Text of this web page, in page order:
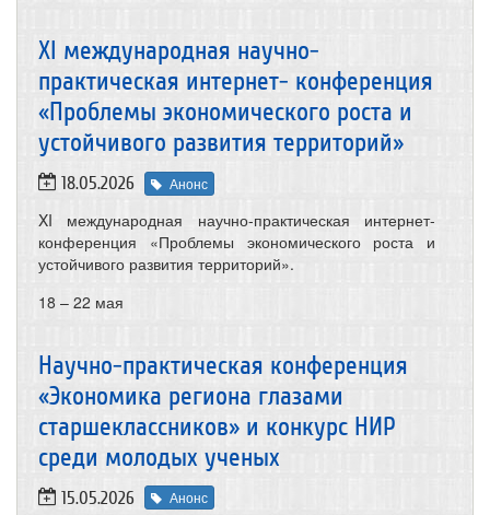
XI международная научно-
практическая интернет- конференция
«Проблемы экономического роста и
устойчивого развития территорий»
18.05.2026 Анонс
XI международная научно-практическая интернет-
конференция «Проблемы экономического роста и
устойчивого развития территорий».
18 – 22 мая
Научно-практическая конференция
«Экономика региона глазами
старшеклассников» и конкурс НИР
среди молодых ученых
15.05.2026 Анонс